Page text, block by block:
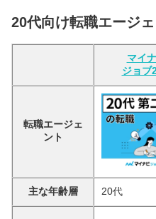
20代向け転職エージェ
マイ
ジョブ
転職エージェ
ント
主な年齢層 20代